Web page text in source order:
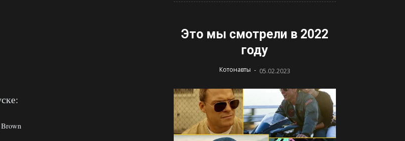
Это мы смотрели в 2022
году
Котонавты - 05.02.2023